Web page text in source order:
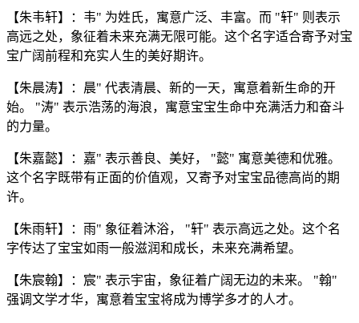
【朱韦轩】：韦" 为姓氏，寓意广泛、丰富。而 "轩" 则表示
高远之处，象征着未来充满无限可能。这个名字适合寄予对宝
宝广阔前程和充实人生的美好期许。
【朱晨涛】：晨" 代表清晨、新的一天，寓意着新生命的开
始。 "涛" 表示浩荡的海浪，寓意宝宝生命中充满活力和奋斗
的力量。
【朱嘉懿】：嘉" 表示善良、美好， "懿" 寓意美德和优雅。
这个名字既带有正面的价值观，又寄予对宝宝品德高尚的期
许。
【朱雨轩】：雨" 象征着沐浴， "轩" 表示高远之处。这个名
字传达了宝宝如雨一般滋润和成长，未来充满希望。
【朱宸翰】：宸" 表示宇宙，象征着广阔无边的未来。 "翰"
强调文学才华，寓意着宝宝将成为博学多才的人才。